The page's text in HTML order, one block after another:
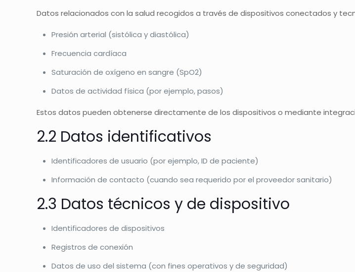
Datos relacionados con la salud recogidos a través de dispositivos conectados y
Presión arterial (sistólica y diastólica)
Frecuencia cardíaca
Saturación de oxígeno en sangre (SpO2)
Datos de actividad física (por ejemplo, pasos)
Estos datos pueden obtenerse directamente de los dispositivos o mediante
2.2 Datos identificativos
Identificadores de usuario (por ejemplo, ID de paciente)
Información de contacto (cuando sea requerido por el proveedor sanitario)
2.3 Datos técnicos y de dispositivo
Identificadores de dispositivos
Registros de conexión
Datos de uso del sistema (con fines operativos y de seguridad)